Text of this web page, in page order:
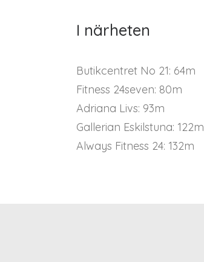
I närheten
Butikcentret No 21: 64m
Fitness 24seven: 80m
Adriana Livs: 93m
Gallerian Eskilstuna: 122m
Always Fitness 24: 132m